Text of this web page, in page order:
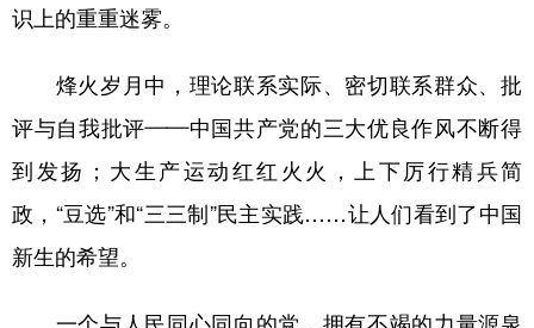
识上的重重迷雾。
烽火岁月中，理论联系实际、密切联系群众、批
评与自我批评——中国共产党的三大优良作风不断得
到发扬；大生产运动红红火火，上下厉行精兵简
政，“豆选”和“三三制”民主实践……让人们看到了中国
新生的希望。
一个与人民同心同向的党，拥有不竭的力量源泉